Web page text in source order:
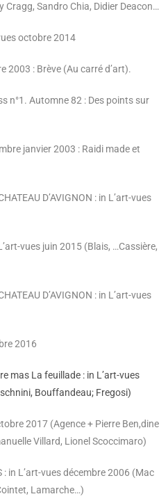
Cragg, Sandro Chia, Didier Deacon…
octobre 2014
2003 : Brève (Au carré d’art).
n°1. Automne 82 : Des points sur
janvier 2003 : Raidi made et
D’AVIGNON : in L’art-vues
vues juin 2015 (Blais, …Cassière,
D’AVIGNON : in L’art-vues
2016
mas La feuillade : in L’art-vues
Bouffandeau; Fregosi)
2017 (Agence + Pierre Ben,dine
Villard, Lionel Scoccimaro)
: in L’art-vues décembre 2006 (Mac
Lamarche…)